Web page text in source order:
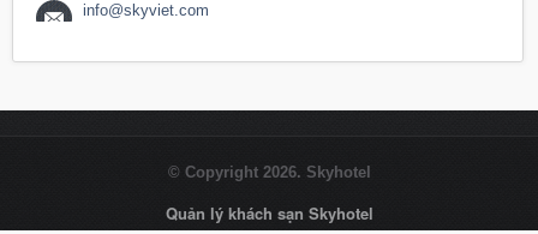
info@skyviet.com
© Copyright 2026. Skyhotel
Quản lý khách sạn Skyhotel